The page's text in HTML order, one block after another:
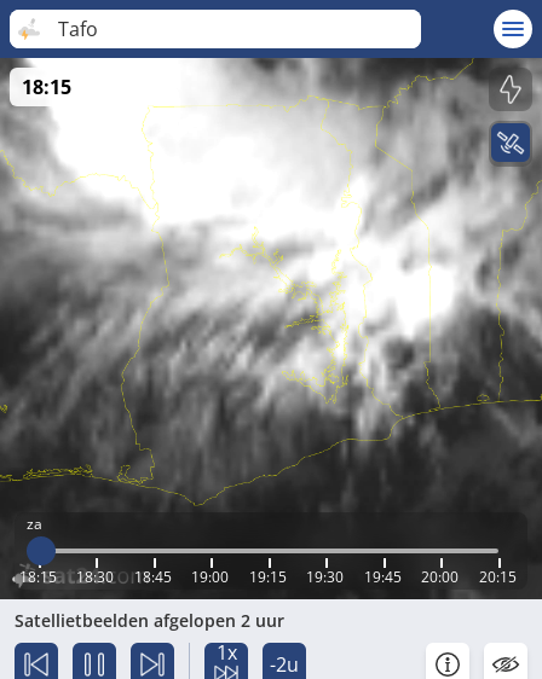
Tafo
za
18:15 18:30 18:45 19:00 19:15 19:30 19:45 20:00 20:15
18:15
Satellietbeelden afgelopen 2 uur
1x -2u